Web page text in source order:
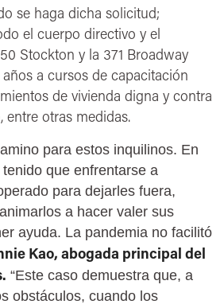
se haga dicha solicitud;
el cuerpo directivo y el
Stockton y la 371 Broadway
a cursos de capacitación
de vivienda digna y contra
entre otras medidas.
para estos inquilinos. En
que enfrentarse a
para dejarles fuera,
a hacer valer sus
ayuda. La pandemia no facilitó
Kao, abogada principal del
“Este caso demuestra que, a
obstáculos, cuando los